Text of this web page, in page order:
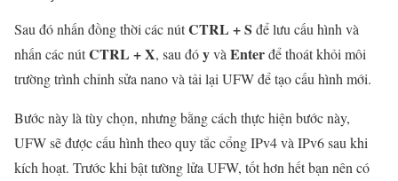
Sau đó nhấn đồng thời các nútCTRL + S để lưu cấu hình và
nhấn các nútCTRL + X, sau đóyvà Enterđể thoát khỏi môi
trường trình chỉnh sửa nano và tải lại UFW để tạo cấu hình mới.
Bước này là tùy chọn, nhưng bằng cách thực hiện bước này,
UFW sẽ được cấu hình theo quy tắc cổng IPv4 và IPv6 sau khi
kích hoạt. Trước khi bật tường lửa UFW, tốt hơn hết bạn nên có